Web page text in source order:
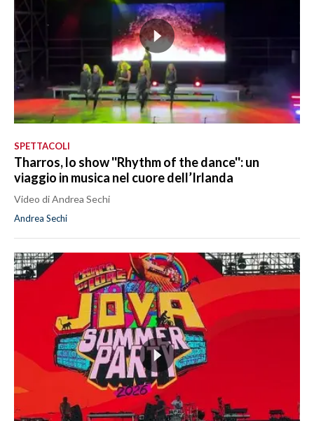
SPETTACOLI
Tharros, lo show ''Rhythm of the dance'': un
viaggio in musica nel cuore dell’Irlanda
Video di Andrea Sechi
Andrea Sechi